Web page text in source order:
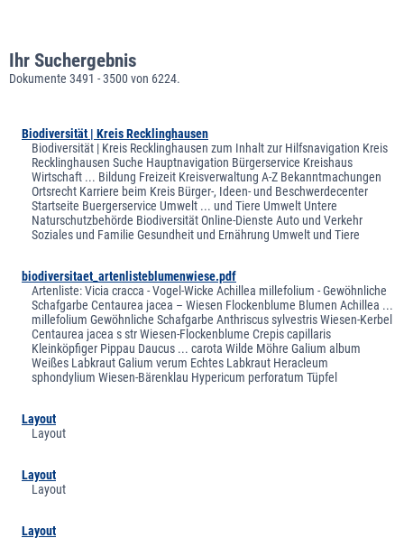
Ihr Suchergebnis
Dokumente 3491 - 3500 von 6224.
Biodiversität | Kreis Recklinghausen
Biodiversität | Kreis Recklinghausen zum Inhalt zur Hilfsnavigation Kreis
Recklinghausen Suche Hauptnavigation Bürgerservice Kreishaus
Wirtschaft ... Bildung Freizeit Kreisverwaltung A-Z Bekanntmachungen
Ortsrecht Karriere beim Kreis Bürger-, Ideen- und Beschwerdecenter
Startseite Buergerservice Umwelt ... und Tiere Umwelt Untere
Naturschutzbehörde Biodiversität Online-Dienste Auto und Verkehr
Soziales und Familie Gesundheit und Ernährung Umwelt und Tiere
biodiversitaet_artenlisteblumenwiese.pdf
Artenliste: Vicia cracca - Vogel-Wicke Achillea millefolium - Gewöhnliche
Schafgarbe Centaurea jacea – Wiesen Flockenblume Blumen Achillea ...
millefolium Gewöhnliche Schafgarbe Anthriscus sylvestris Wiesen-Kerbel
Centaurea jacea s str Wiesen-Flockenblume Crepis capillaris
Kleinköpfiger Pippau Daucus ... carota Wilde Möhre Galium album
Weißes Labkraut Galium verum Echtes Labkraut Heracleum
sphondylium Wiesen-Bärenklau Hypericum perforatum Tüpfel
Layout
Layout
Layout
Layout
Layout